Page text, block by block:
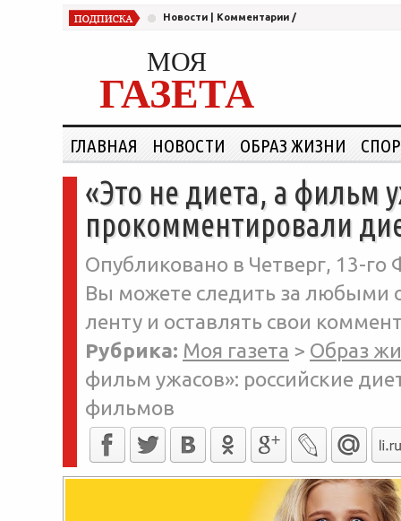
Новости Комментарии /
МОЯ
ГАЗЕТА
ГЛАВНАЯ НОВОСТИ ОБРАЗ ЖИЗНИ
«Это не диета, а фильм
прокомментировали
Опубликовано в Четверг, 13-го
Вы можете следить за любыми
ленту и оставлять свои
Рубрика: Моя газета > Образ
фильм ужасов»: российские
фильмов